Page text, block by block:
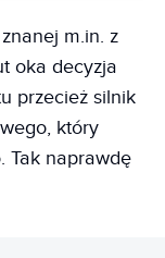
m.in. z
oka decyzja
przecież silnik
który
Tak naprawdę